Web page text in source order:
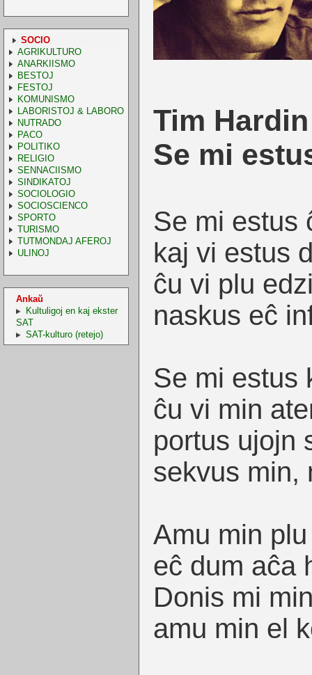
SOCIO
AGRIKULTURO
ANARKIISMO
BESTOJ
FESTOJ
KOMUNISMO
LABORISTOJ & LABORO
NUTRADO
PACO
POLITIKO
RELIGIO
SENNACIISMO
SINDIKATOJ
SOCIOLOGIO
SOCIOSCIENCO
SPORTO
TURISMO
TUTMONDAJ AFEROJ
ULINOJ
Ankaŭ
Kultuligoj en kaj ekster
SAT
SAT-kulturo (retejo)
Tim Hardin
Se mi
Se mi estus
kaj vi estus
ĉu vi plu
naskus eĉ
Se mi estus
ĉu vi min
portus ujojn
sekvus min,
Amu min plu
eĉ dum aĉa
Donis mi
amu min el